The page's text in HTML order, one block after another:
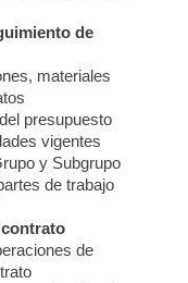
de
materiales
presupuesto
vigentes
y Subgrupo
de trabajo
de